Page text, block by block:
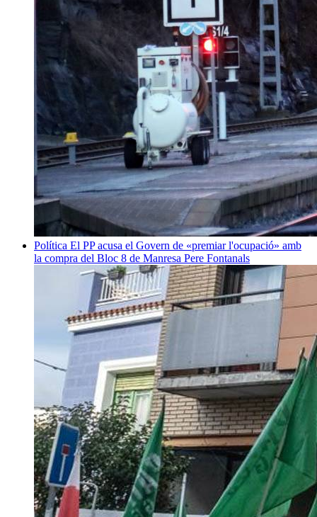
Política El PP acusa el Govern de «premiar l'ocupació» amb
la compra del Bloc 8 de Manresa Pere Fontanals